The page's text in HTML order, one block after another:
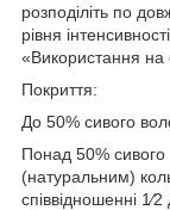
розподіліть по
рівня
«Використання на
Покриття:
До 50% сивого
Понад 50% сивого
(натуральним)
співвідношенні